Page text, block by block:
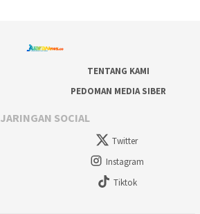
TENTANG KAMI
PEDOMAN MEDIA SIBER
JARINGAN SOCIAL
Twitter
Instagram
Tiktok